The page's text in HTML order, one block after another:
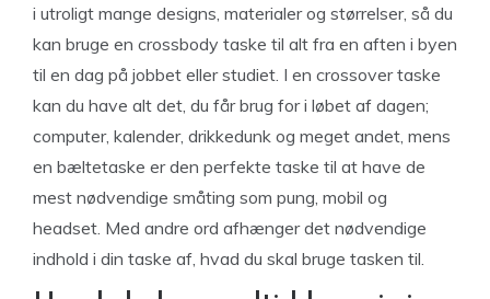
i utroligt mange designs, materialer og størrelser, så du
kan bruge en crossbody taske til alt fra en aften i byen
til en dag på jobbet eller studiet. I en crossover taske
kan du have alt det, du får brug for i løbet af dagen;
computer, kalender, drikkedunk og meget andet, mens
en bæltetaske er den perfekte taske til at have de
mest nødvendige småting som pung, mobil og
headset. Med andre ord afhænger det nødvendige
indhold i din taske af, hvad du skal bruge tasken til.